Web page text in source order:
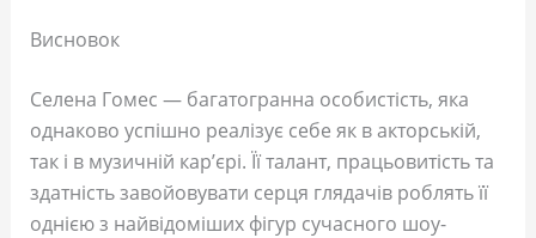
Висновок
Селена Гомес — багатогранна особистість, яка
однаково успішно реалізує себе як в акторській,
так і в музичній кар’єрі. Її талант, працьовитість та
здатність завойовувати серця глядачів роблять її
однією з найвідоміших фігур сучасного шоу-